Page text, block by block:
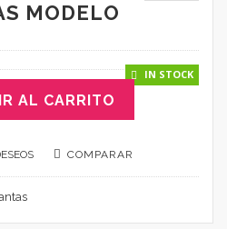
MODELO
IN STOCK
AL CARRITO
COMPARAR